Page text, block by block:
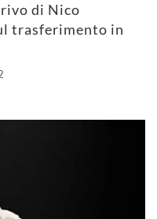
di Nico
trasferimento in